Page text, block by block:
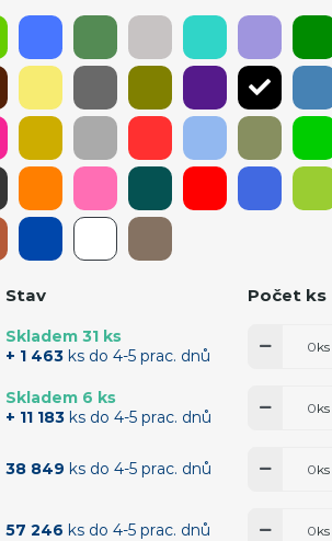
Stav Počet ks
Skladem 31 ks
+ 1 463 ks do 4-5 prac. dnů ks
Skladem 6 ks
+ 11 183 ks do 4-5 prac. dnů ks
38 849 ks do 4-5 prac. dnů ks
57 246 ks do 4-5 prac. dnů ks